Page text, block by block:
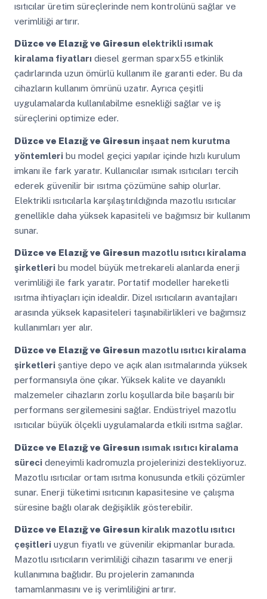
ısıtıcılar üretim süreçlerinde nem kontrolünü sağlar ve
verimliliği artırır.
Düzce ve Elazığ ve Giresun elektrikli ısımak
kiralama fiyatlarıdiesel german sparx55 etkinlik
çadırlarında uzun ömürlü kullanım ile garanti eder. Bu da
cihazların kullanım ömrünü uzatır. Ayrıca çeşitli
uygulamalarda kullanılabilme esnekliği sağlar ve iş
süreçlerini optimize eder.
Düzce ve Elazığ ve Giresun inşaat nem kurutma
yöntemleribu model geçici yapılar içinde hızlı kurulum
imkanı ile fark yaratır. Kullanıcılar ısımak ısıtıcıları tercih
ederek güvenilir bir ısıtma çözümüne sahip olurlar.
Elektrikli ısıtıcılarla karşılaştırıldığında mazotlu ısıtıcılar
genellikle daha yüksek kapasiteli ve bağımsız bir kullanım
sunar.
Düzce ve Elazığ ve Giresun mazotlu ısıtıcı kiralama
şirketleribu model büyük metrekareli alanlarda enerji
verimliliği ile fark yaratır. Portatif modeller hareketli
ısıtma ihtiyaçları için idealdir. Dizel ısıtıcıların avantajları
arasında yüksek kapasiteleri taşınabilirlikleri ve bağımsız
kullanımları yer alır.
Düzce ve Elazığ ve Giresun mazotlu ısıtıcı kiralama
şirketlerişantiye depo ve açık alan ısıtmalarında yüksek
performansıyla öne çıkar. Yüksek kalite ve dayanıklı
malzemeler cihazların zorlu koşullarda bile başarılı bir
performans sergilemesini sağlar. Endüstriyel mazotlu
ısıtıcılar büyük ölçekli uygulamalarda etkili ısıtma sağlar.
Düzce ve Elazığ ve Giresun ısımak ısıtıcı kiralama
sürecideneyimli kadromuzla projelerinizi destekliyoruz.
Mazotlu ısıtıcılar ortam ısıtma konusunda etkili çözümler
sunar. Enerji tüketimi ısıtıcının kapasitesine ve çalışma
süresine bağlı olarak değişiklik gösterebilir.
Düzce ve Elazığ ve Giresun kiralık mazotlu ısıtıcı
çeşitleriuygun fiyatlı ve güvenilir ekipmanlar burada.
Mazotlu ısıtıcıların verimliliği cihazın tasarımı ve enerji
kullanımına bağlıdır. Bu projelerin zamanında
tamamlanmasını ve iş verimliliğini artırır.